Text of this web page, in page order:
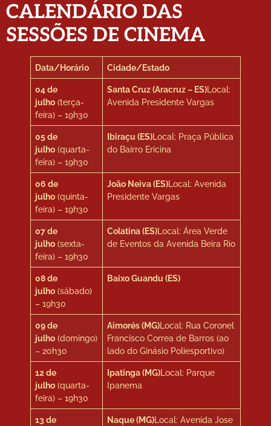
CALENDÁRIO DAS
SESSÕES DE CINEMA
Data/Horário Cidade/Estado
04 de
julho (terça-
feira) – 19h30
Santa Cruz (Aracruz – ES)Local:
Avenida Presidente Vargas
05 de
julho (quarta-
feira) – 19h30
Ibiraçu (ES)Local: Praça Pública
do Bairro Ericina
06 de
julho (quinta-
feira) – 19h30
João Neiva (ES)Local: Avenida
Presidente Vargas
07 de
julho (sexta-
feira) – 19h30
Colatina (ES)Local: Área Verde
de Eventos da Avenida Beira Rio
08 de
julho (sábado)
– 19h30
Baixo Guandu (ES)
09 de
julho (domingo)
– 20h30
Aimorés (MG)Local: Rua Coronel
Francisco Correa de Barros (ao
lado do Ginásio Poliesportivo)
12 de
julho (quarta-
feira) – 19h30
Ipatinga (MG)Local: Parque
Ipanema
13 de
Naque (MG)Local: Avenida Jose